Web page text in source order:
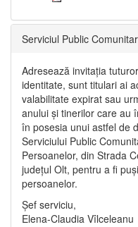
Serviciul Public
Adresează invitația
identitate, sunt titulari ai
valabilitate expirat sau
anului și tinerilor care au
în posesia unui astfel de
Serviciului Public
Persoanelor, din Strada
județul Olt, pentru a fi
persoanelor.
Șef serviciu,
Elena-Claudia Vîlceleanu